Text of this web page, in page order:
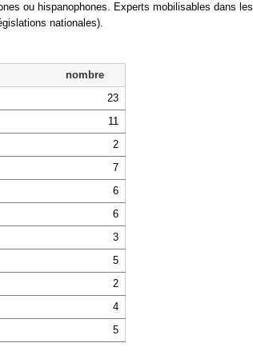
ou hispanophones. Experts mobilisables dans les
nationales).
nombre
23
11
2
7
6
6
3
5
2
4
5